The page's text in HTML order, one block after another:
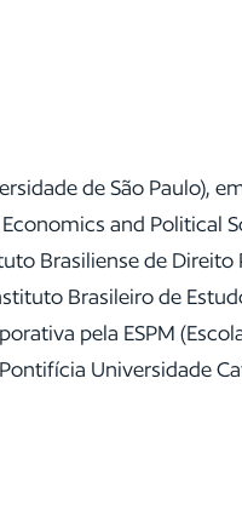
de São Paulo),
and Political
Brasiliense de Direito
Brasileiro de
pela ESPM
Universidade